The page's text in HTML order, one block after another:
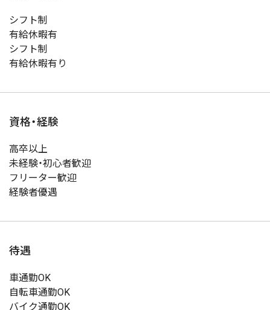
シフト制
有給休暇有
シフト制
有給休暇有り
資格・経験
高卒以上
未経験・初心者歓迎
フリーター歓迎
経験者優遇
待遇
車通勤OK
自転車通勤OK
バイク通勤OK